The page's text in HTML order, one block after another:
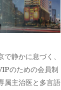
静かに息づく、
のための会員制
属主治医と多言語